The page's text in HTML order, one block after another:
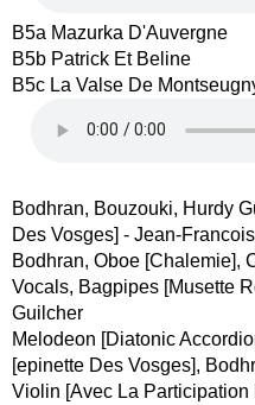
B5a Mazurka D'Auvergne
B5b Patrick Et Beline
B5c La Valse De
Bodhran, Bouzouki, Hurdy
Des Vosges] - Jean-
Bodhran, Oboe [Chalemie],
Vocals, Bagpipes [Musette
Guilcher
Melodeon [Diatonic
[epinette Des Vosges],
Violin [Avec La Participation